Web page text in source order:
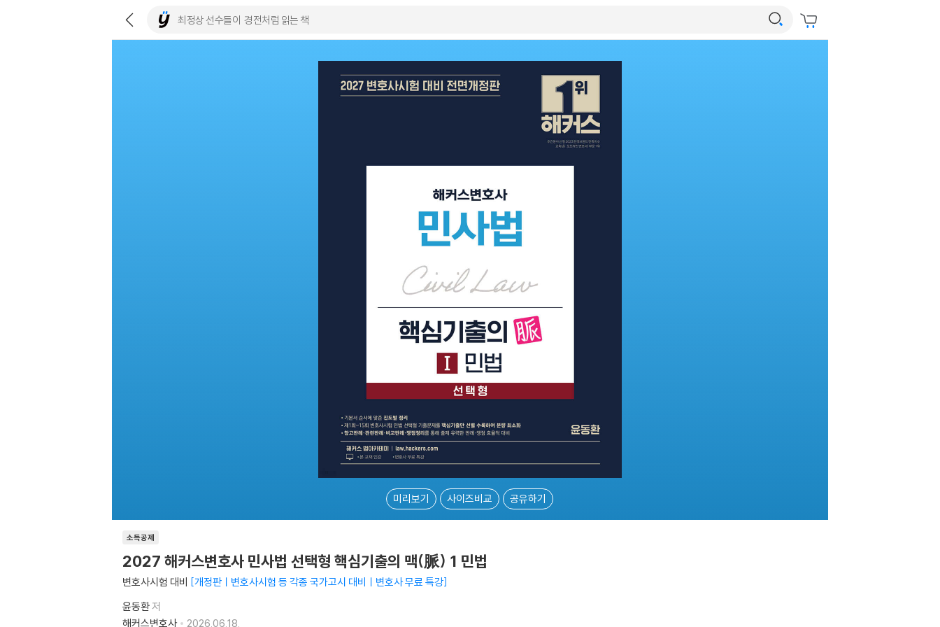
미리보기 사이즈비교 공유하기
소득공제
2027 해커스변호사 민사법 선택형 핵심기출의 맥(脈) 1 민법
변호사시험 대비 개정판ㅣ변호사시험 등 각종 국가고시 대비ㅣ변호사 무료 특강
윤동환저
해커스변호사
2026.06.18.